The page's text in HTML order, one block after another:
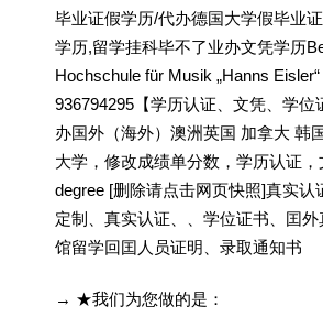
毕业证假学历/代办德国大学假毕业
学历,留学挂科毕不了业办文凭学历
Hochschule für Musik „Hanns
936794295【学历认证、文凭、学位
办国外（海外）澳洲英国 加拿大 韩
大学，修改成绩单分数，学历认证，
degree [删除请点击网页快照]真实认
定制、真实认证、、学位证书、囯
馆留学回囯人员证明、录取通知书
→ ★我们为您做的是：